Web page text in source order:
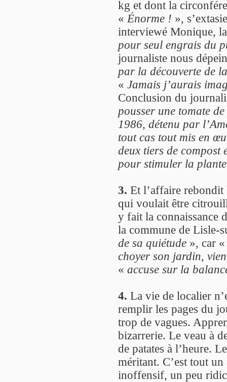
kg et dont la
« Énorme ! »,
interviewé Monique,
pour seul engrais du
journaliste nous
par la découverte de
« Jamais j’aurais
Conclusion du
pousser une tomate
1986, détenu par
tout cas tout mis en
deux tiers de compost
pour stimuler la
3. Et l’affaire rebondit
qui voulait être
y fait la connaissance
la commune de Lisle-
de sa quiétude », car
choyer son jardin,
« accuse sur la
4. La vie de localier
remplir les pages du
trop de vagues.
bizarrerie. Le veau à
de patates à l’heure.
méritant. C’est tout
inoffensif, un peu